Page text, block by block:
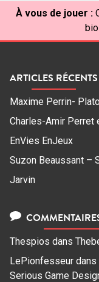
À vous de jouer :
ARTICLES RÉCENTS
Maxime Perrin-
Charles-Amir Perret
EnVies EnJeux
Suzon Beaussant –
Jarvin
Thespios dans
LePionfesseur dans
Serious Game